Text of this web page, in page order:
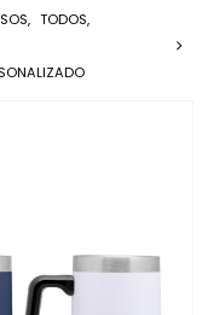
, TODOS,